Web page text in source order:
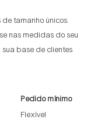
tamanho únicos.
nas medidas do seu
base de clientes
Pedido mínimo
Flexível